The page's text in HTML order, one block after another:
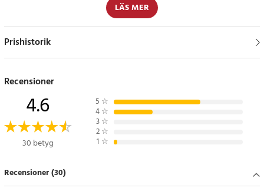
Vår nätadapter är inte bara kompatibel med Xiaomi M365, Xiaomi
Mi Electric Scooter 3, och Ninebot ES1, ES2 och ES4 modeller, men
även andra populära elscootermodeller som Lime, Hive och Bird.
- Typ: Strömadapter för elscooter
- Utgångsspänning: 42V
- Typ: DC
- Maximal ström: 2A
Artikelnummer:96133
LÄS MER
Prishistorik
Recensioner
4.6
30 betyg
5 ☆
4 ☆
3 ☆
2 ☆
1 ☆
Recensioner (30)